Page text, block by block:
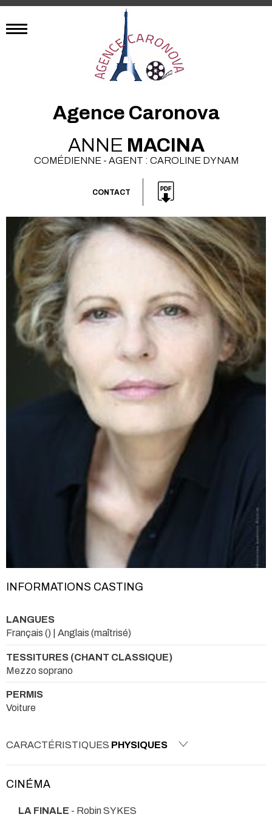
Agence Caronova
ANNE MACINA
COMÉDIENNE - AGENT : CAROLINE DYNAM
CONTACT
INFORMATIONS CASTING
LANGUES
Français () | Anglais (maîtrisé)
TESSITURES (CHANT CLASSIQUE)
Mezzo soprano
PERMIS
Voiture
CARACTÉRISTIQUES PHYSIQUES
CINÉMA
LA FINALE - Robin SYKES